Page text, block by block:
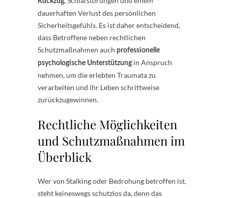
dauerhaften Verlust des persönlichen
Sicherheitsgefühls. Es ist daher entscheidend,
dass Betroffene neben rechtlichen
Schutzmaßnahmen auch professionelle
psychologische Unterstützungin Anspruch
nehmen, um die erlebten Traumata zu
verarbeiten und ihr Leben schrittweise
zurückzugewinnen.
Rechtliche Möglichkeiten
und Schutzmaßnahmen im
Überblick
Wer von Stalking oder Bedrohung betroffen ist,
steht keineswegs schutzlos da, denn das